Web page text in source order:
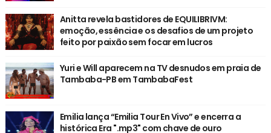
Anitta revela bastidores de EQUILIBRIVM:
emoção, essência e os desafios de um projeto
feito por paixão sem focar em lucros
Yuri e Will aparecem na TV desnudos em praia de
Tambaba-PB em TambabaFest
Emilia lança “Emilia Tour En Vivo” e encerra a
histórica Era ".mp3" com chave de ouro